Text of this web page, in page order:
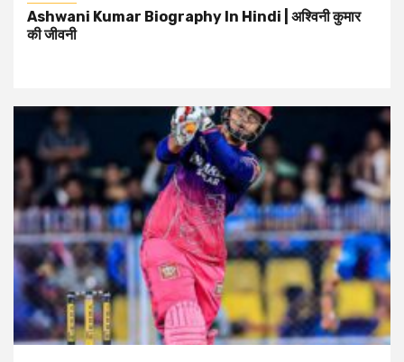
Ashwani Kumar Biography In Hindi | अश्विनी कुमार
की जीवनी